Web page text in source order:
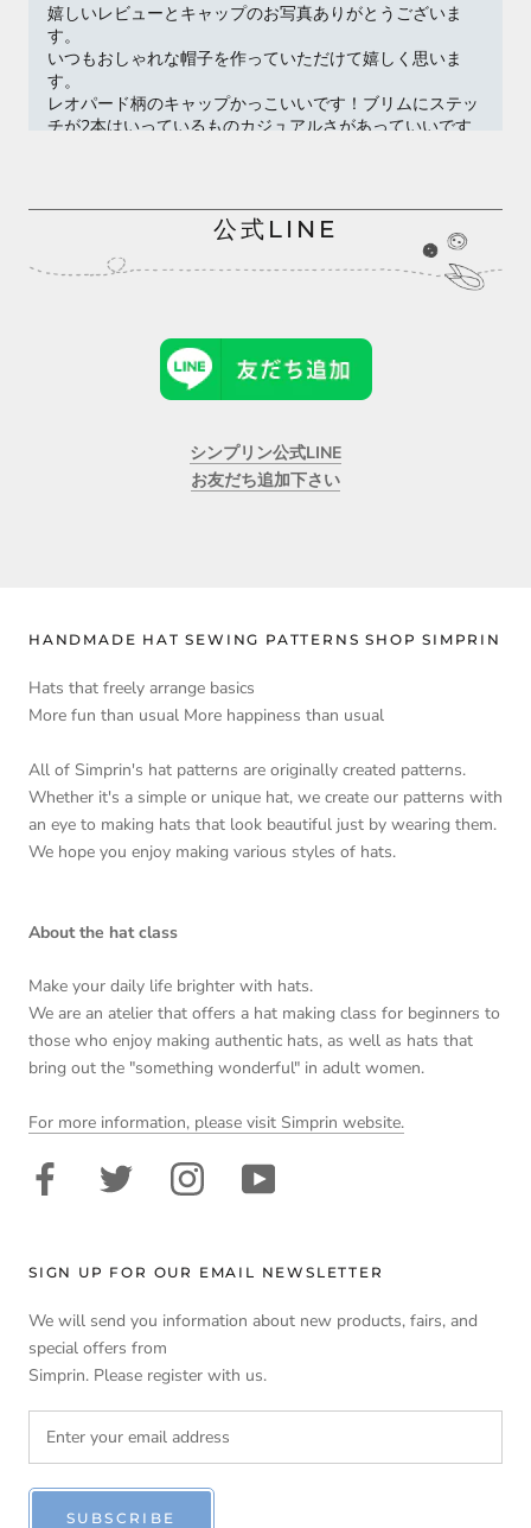
嬉しいレビューとキャップのお写真ありがとうございま
す。
いつもおしゃれな帽子を作っていただけて嬉しく思いま
す。
レオパード柄のキャップかっこいいです！ブリムにステッ
チが2本はいっているものカジュアルさがあっていいです
03/03/2025
Mari Kamada
キャップは一見どこにでもあると思われがちですが
シンプリンキャップはさすが、つばの角度が
いいんです。だからちゃんときまる。
付き方も、ロングヘアーのかたが
出しやすい形になっているから、
とてもうれしいデザインだと思います。
嬉しいお言葉と素敵なキャップのお写真ありがとうござい
ます。
いただけてとても嬉しいです。
プロヴァンスプリントはシックで大人のカジュアルにぴっ
たりなおしゃれなキャップに仕上がっていますね。
生地で雰囲気がかわるのでぜひ生地を変えても楽しんでい
ただけたらと思います。
みはな
フリーサイズが良い！
作りやすく仕上がりも可愛いキャップです。
で、女性だけでなく男性用としても使えるのでとっても良いで
す！
写真は友人のご主人。
合うサイズの帽子がなく諦めてたとのことでしたが、被っても
合うサイズの帽子がなくて諦めていた方に気に入っていた
だけて、私もとても嬉しく思います。
手作りだからできることですよね。
いろいろ作って楽しまれてくださいね。
公式LINE
シンプリン公式LINE
お友だち追加下さい
HANDMADE HAT SEWING PATTERNS SHOP SIMPRIN
Hats that freely arrange basics
More fun than usual More happiness than usual
All of Simprin's hat patterns are originally created patterns.
Whether it's a simple or unique hat, we create our patterns with
an eye to making hats that look beautiful just by wearing them.
We hope you enjoy making various styles of hats.
About the hat class
Make your daily life brighter with hats.
We are an atelier that offers a hat making class for beginners to
those who enjoy making authentic hats, as well as hats that
bring out the "something wonderful" in adult women.
For more information, please visit Simprin website.
SIGN UP FOR OUR EMAIL NEWSLETTER
We will send you information about new products, fairs, and
special offers from
Simprin. Please register with us.
SUBSCRIBE